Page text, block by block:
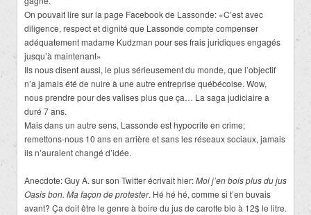
On pouvait lire sur la page Facebook de Lassonde: «C’est avec
diligence, respect et dignité que Lassonde compte compenser
adéquatement madame Kudzman pour ses frais juridiques engagés
jusqu’à maintenant»
Ils nous disent aussi, le plus sérieusement du monde, que l’objectif
n’a jamais été de nuire à une autre entreprise québécoise. Wow,
nous prendre pour des valises plus que ça… La saga judiciaire a
duré 7 ans.
Mais dans un autre sens, Lassonde est hypocrite en crime;
remettons-nous 10 ans en arrière et sans les réseaux sociaux, jamais
ils n’auraient changé d’idée.
Anecdote: Guy A. sur son Twitter écrivait hier:Moi j’en bois plus du jus
Oasis bon. Ma façon de protester. Hé hé hé, comme si t’en buvais
avant? Ça doit être le genre à boire du jus de carotte bio à 12$ le litre.